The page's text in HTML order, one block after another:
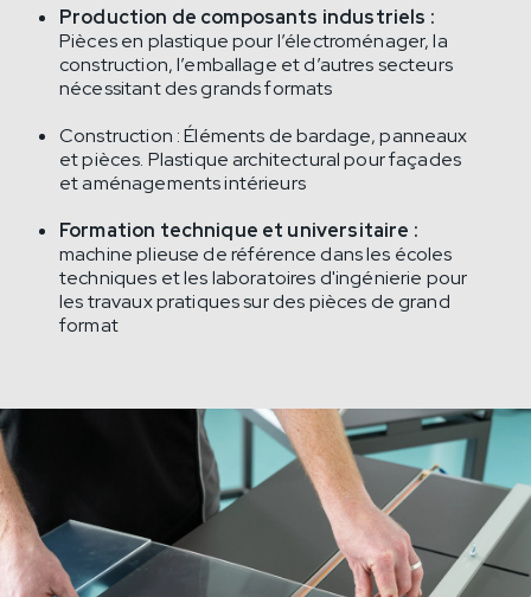
Production de composants industriels :
Pièces en plastique pour l’électroménager, la
construction, l’emballage et d’autres secteurs
nécessitant des grands formats
Construction : Éléments de bardage, panneaux
et pièces. Plastique architectural pour façades
et aménagements intérieurs
Formation technique et universitaire :
machine plieuse de référence dans les écoles
techniques et les laboratoires d'ingénierie pour
les travaux pratiques sur des pièces de grand
format